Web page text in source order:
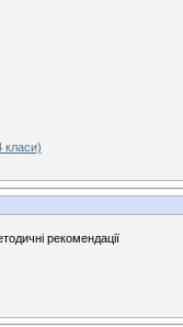
класи)
рекомендації